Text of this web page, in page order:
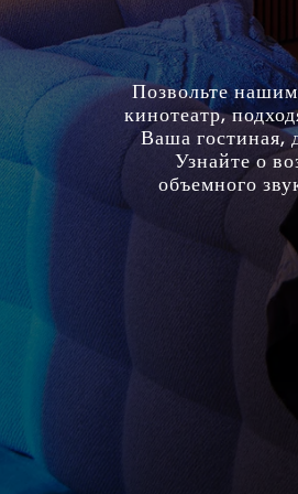
Позвольте
кинотеатр,
Ваша гостиная,
Узнайте о
объемного